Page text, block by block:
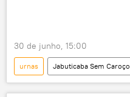
30 de junho, 15:00
urnas Jabuticaba Sem Caroço
podcast
Brasil